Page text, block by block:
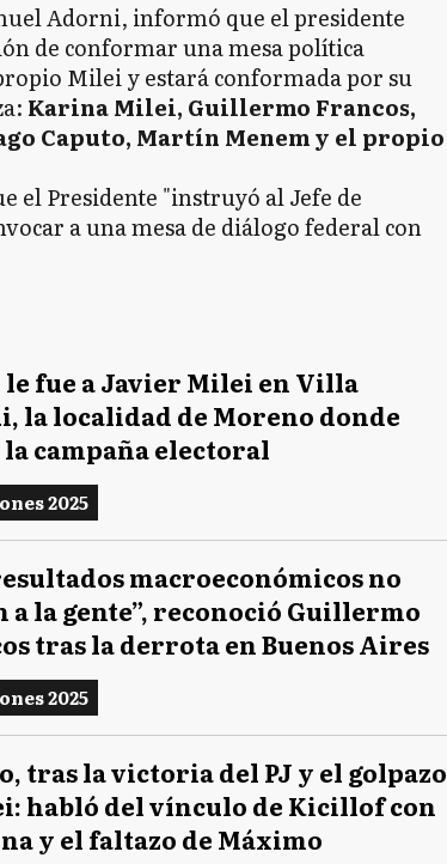
Adorni, informó que el presidente
de conformar una mesa política
Milei y estará conformada por su
Karina Milei, Guillermo Francos,
Caputo, Martín Menem y el propio
el Presidente "instruyó al Jefe de
a una mesa de diálogo federal con
fue a Javier Milei en Villa
la localidad de Moreno donde
campaña electoral
2025
macroeconómicos no
a la gente”, reconoció Guillermo
tras la derrota en Buenos Aires
2025
tras la victoria del PJ y el golpazo
habló del vínculo de Kicillof con
y el faltazo de Máximo